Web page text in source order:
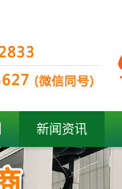
新闻资讯